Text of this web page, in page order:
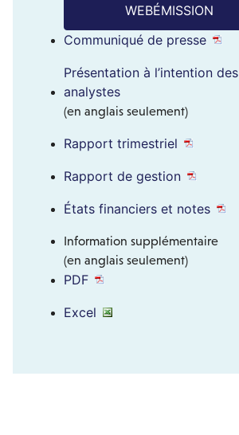
WEBÉMISSION
Communiqué de presse
Présentation à l’intention des
analystes
(en anglais seulement)
Rapport trimestriel
Rapport de gestion
États financiers et notes
Information supplémentaire
(en anglais seulement)
PDF
Excel